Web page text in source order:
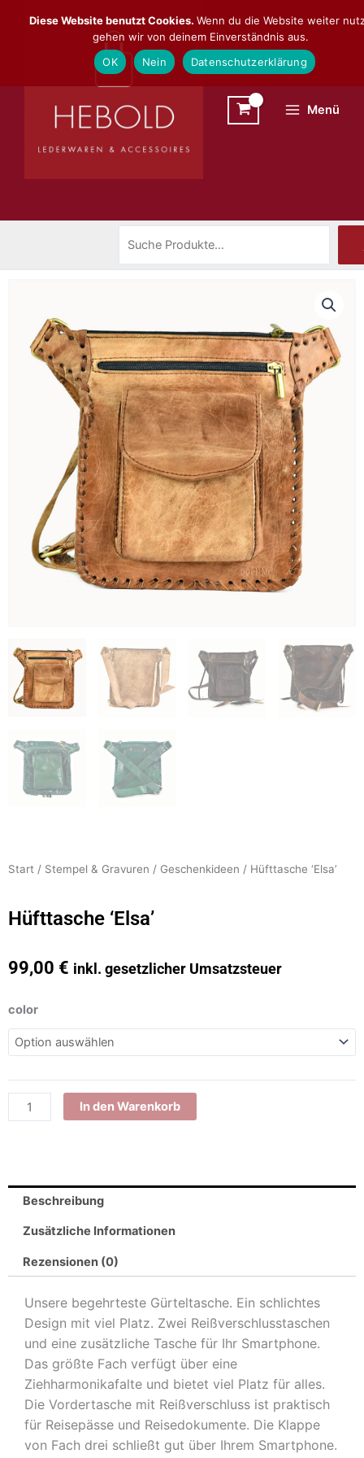
Inhalt
Menü
Start / Stempel & Gravuren / Geschenkideen / Hüfttasche ‘Elsa’
Hüfttasche ‘Elsa’
99,00 € inkl. gesetzlicher Umsatzsteuer
color
Hüfttasche
'Elsa'
Menge
In den Warenkorb
Beschreibung
Zusätzliche Informationen
Rezensionen (0)
Unsere begehrteste Gürteltasche. Ein schlichtes
Design mit viel Platz. Zwei Reißverschlusstaschen
und eine zusätzliche Tasche für Ihr Smartphone.
Das größte Fach verfügt über eine
Ziehharmonikafalte und bietet viel Platz für alles.
Die Vordertasche mit Reißverschluss ist praktisch
für Reisepässe und Reisedokumente. Die Klappe
von Fach drei schließt gut über Ihrem Smartphone.
Diese Website benutzt Cookies. Wenn du die Website weiter
gehen wir von deinem Einverständnis aus.
OK
Nein Datenschutzerklärung